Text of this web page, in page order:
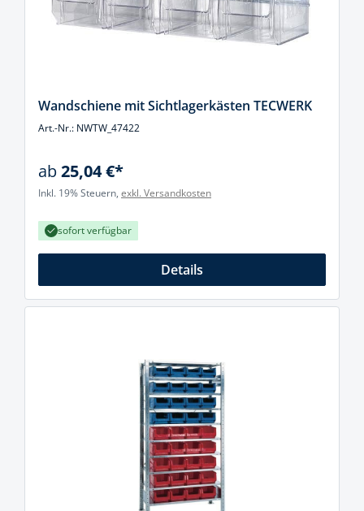
Wandschiene mit Sichtlagerkästen TECWERK
Art.-Nr.: NWTW_47422
ab25,04 €*
Inkl. 19% Steuern, exkl. Versandkosten
sofort verfügbar
Details